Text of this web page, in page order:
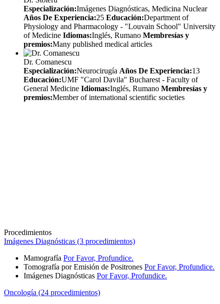
Especialización:Imágenes Diagnósticas, Medicina Nuclear
Años De Experiencia:25 Educación:Department of
Physiology and Pharmacology - "Louvain School" University
of Medicine Idiomas:Inglés, Rumano Membresías y
premios:Many published medical articles
Dr. Comanescu
Especialización:Neurocirugía Años De Experiencia:13
Educación:UMF "Carol Davila" Bucharest - Faculty of
General Medicine Idiomas:Inglés, Rumano Membresías y
premios:Member of international scientific societies
Procedimientos
Imágenes Diagnósticas (3 procedimientos)
Mamografía Por Favor, Profundice.
Tomografía por Emisión de Positrones Por Favor, Profundice.
Imágenes Diagnósticas Por Favor, Profundice.
Oncología (24 procedimientos)